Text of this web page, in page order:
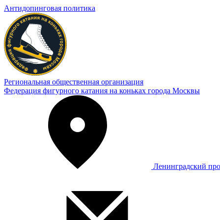
Антидопинговая политика
Региональная общественная организация
Федерация фигурного катания на коньках города Москвы
Ленинградский